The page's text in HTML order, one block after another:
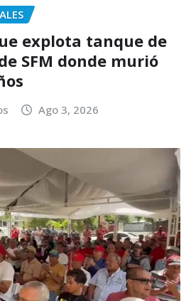
explota tanque de
SFM donde murió
Ago 3, 2026